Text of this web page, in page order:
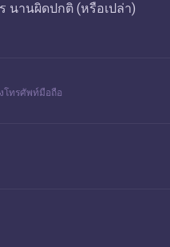
นานผิดปกติ (หรือเปล่า)
โทรศัพท์มือถือ